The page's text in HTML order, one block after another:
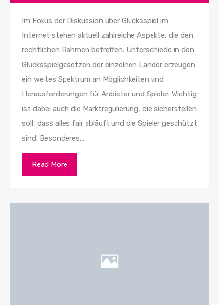
Im Fokus der Diskussion über Glücksspiel im
Internet stehen aktuell zahlreiche Aspekte, die den
rechtlichen Rahmen betreffen. Unterschiede in den
Glücksspielgesetzen der einzelnen Länder erzeugen
ein weites Spektrum an Möglichkeiten und
Herausforderungen für Anbieter und Spieler. Wichtig
ist dabei auch die Marktregulierung, die sicherstellen
soll, dass alles fair abläuft und die Spieler geschützt
sind. Besonderes…
Read More